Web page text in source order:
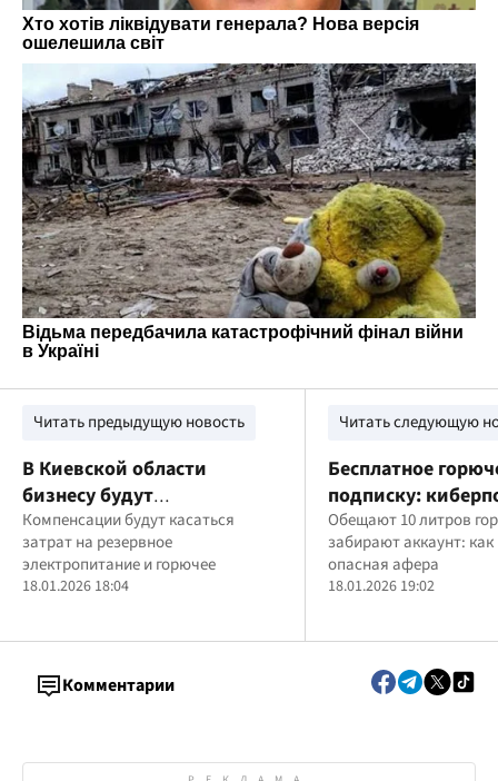
Читать предыдущую новость
В Киевской области
бизнесу будут
компенсировать расходы за
открытие "Пунктов
несгибаемости": что
Компенсации будут касаться
затрат на резервное
электропитание и горючее
18.01.2026 18:04
Читать следующую
Бесплатное
подписку:
предостерегает
от новой
схемы
Обещают 10 литров
забирают аккаунт:
опасная афера
18.01.2026 19:02
Комментарии